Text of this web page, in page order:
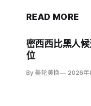
READ MORE
密西西比黑人
位
By 美轮美换 2026年